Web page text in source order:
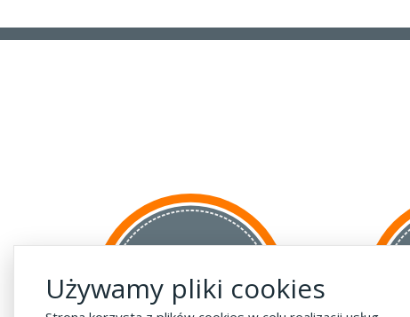
do krajów UE
Używamy pliki cookies